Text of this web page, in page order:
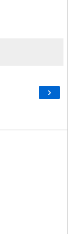
›